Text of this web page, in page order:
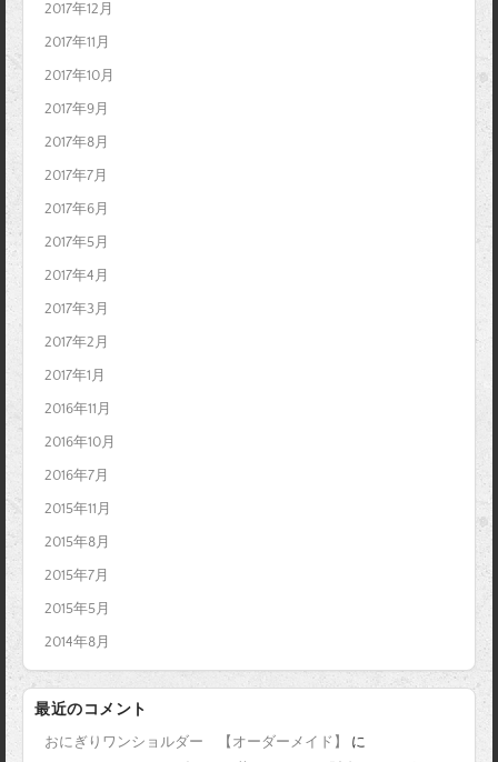
2017年12月
2017年11月
2017年10月
2017年9月
2017年8月
2017年7月
2017年6月
2017年5月
2017年4月
2017年3月
2017年2月
2017年1月
2016年11月
2016年10月
2016年7月
2015年11月
2015年8月
2015年7月
2015年5月
2014年8月
最近のコメント
おにぎりワンショルダー 【オーダーメイド】
に